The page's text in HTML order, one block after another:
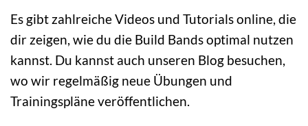
Es gibt zahlreiche Videos und Tutorials online, die
dir zeigen, wie du die Build Bands optimal nutzen
kannst. Du kannst auch unseren Blog besuchen,
wo wir regelmäßig neue Übungen und
Trainingspläne veröffentlichen.